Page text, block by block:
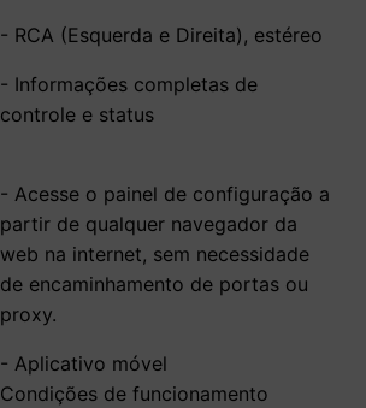
- RCA (Esquerda e Direita), estéreo
- Informações completas de
controle e status
- Acesse o painel de configuração a
partir de qualquer navegador da
web na internet, sem necessidade
de encaminhamento de portas ou
proxy.
- Aplicativo móvel
Condições de funcionamento